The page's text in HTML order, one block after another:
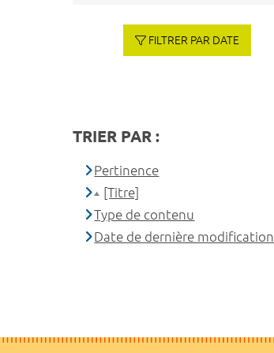
FILTRER PAR DATE
TRIER PAR :
Pertinence
[Titre]
Type de contenu
Date de dernière modification